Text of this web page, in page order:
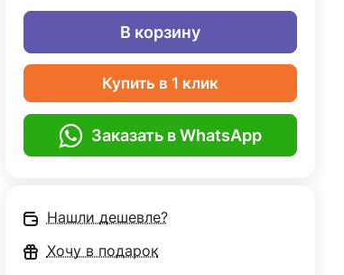
В корзину
Купить в 1 клик
Заказать в WhatsApp
Нашли дешевле?
Хочу в подарок